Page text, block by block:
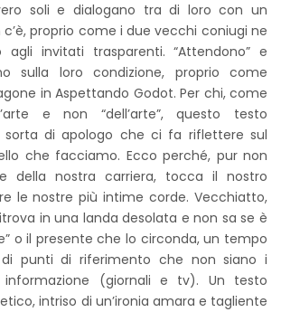
soli e dialogano tra di loro con un
proprio come i due vecchi coniugi ne
agli invitati trasparenti. “Attendono” e
sulla loro condizione, proprio come
in Aspettando Godot. Per chi, come
e non “dell’arte”, questo testo
sorta di apologo che ci fa riflettere sul
che facciamo. Ecco perché, pur non
della nostra carriera, tocca il nostro
le nostre più intime corde. Vecchiatto,
in una landa desolata e non sa se è
o il presente che lo circonda, un tempo
punti di riferimento che non siano i
(giornali e tv). Un testo
intriso di un’ironia amara e tagliente